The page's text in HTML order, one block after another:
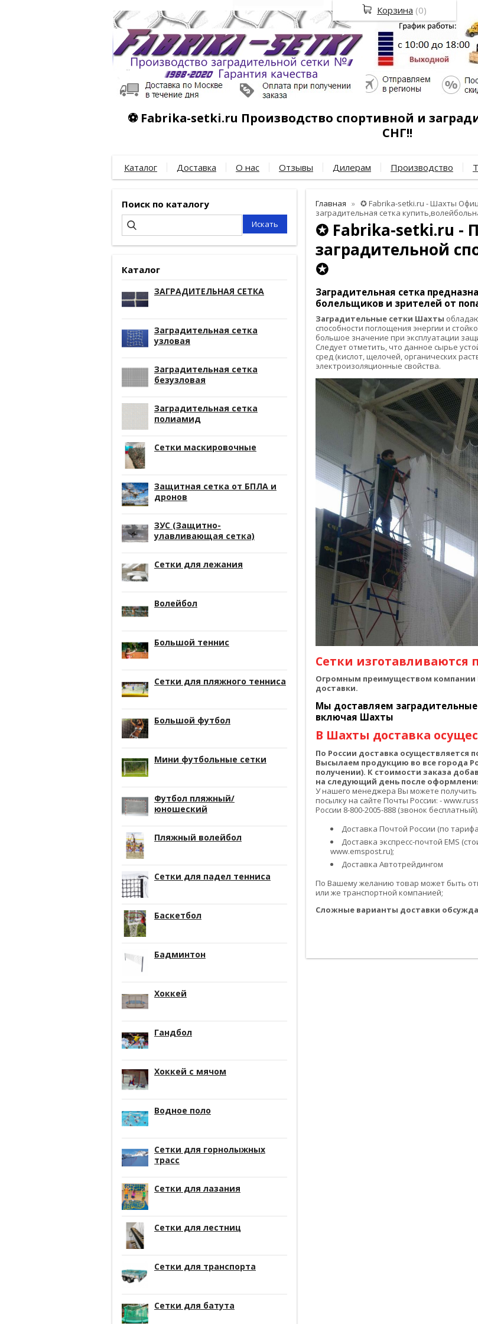
⚽ Fabrika-setki.ru Производство спортивной и
СНГ!!
Каталог Доставка О нас Отзывы Дилерам Производство
Поиск по каталогу
Каталог
ЗАГРАДИТЕЛЬНАЯ СЕТКА
Заградительная сетка
узловая
Заградительная сетка
безузловая
Заградительная сетка
полиамид
Сетки маскировочные
Защитная сетка от БПЛА и
дронов
ЗУС (Защитно-
улавливающая сетка)
Сетки для лежания
Волейбол
Большой теннис
Сетки для пляжного тенниса
Большой футбол
Мини футбольные сетки
Футбол пляжный/
юношеский
Пляжный волейбол
Сетки для падел тенниса
Баскетбол
Бадминтон
Хоккей
Гандбол
Хоккей с мячом
Водное поло
Сетки для горнолыжных
трасс
Сетки для лазания
Сетки для лестниц
Сетки для транспорта
Сетки для батута
Главная
✪ Fabrika-setki.ru - Шахты
заградительная сетка
✪ Fabrika-setki.ru -
заградительной
✪
Заградительная сетка
болельщиков и зрителей от
Заградительные сетки Шахты
способности поглощения энергии и
большое значение при эксплуатации
Следует отметить, что данное сырье
сред (кислот, щелочей, органических
электроизоляционные свойства.
Сетки
Огромным преимуществом компании
доставки.
Мы доставляем заградительные
включая Шахты
В Шахты доставка
По России доставка
Высылаем продукцию во все города
получении). К стоимости заказа
на следующий день после
У нашего менеджера Вы можете
посылку на сайте Почты России: -
России 8-800-2005-888 (звонок бесплатный).
Доставка Почтой России (по
Доставка экспресс-почтой EMS
www.emspost.ru);
Доставка Автотрейдингом
По Вашему желанию товар может быть
или же транспортной компанией;
Сложные варианты доставки
Корзина (0)